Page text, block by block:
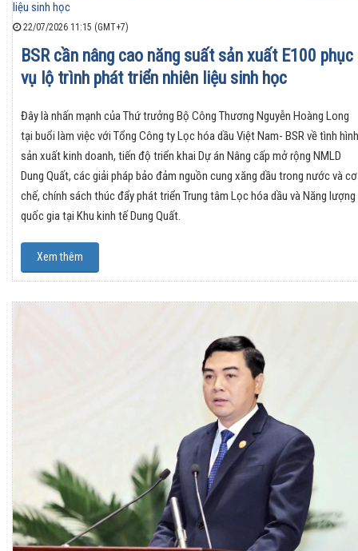
22/07/2026 11:15 (GMT+7)
BSR cần nâng cao năng suất sản xuất E100 phục
vụ lộ trình phát triển nhiên liệu sinh học
Đây là nhấn mạnh của Thứ trưởng Bộ Công Thương Nguyễn Hoàng Long
tại buổi làm việc với Tổng Công ty Lọc hóa dầu Việt Nam- BSR về tình hình
sản xuất kinh doanh, tiến độ triển khai Dự án Nâng cấp mở rộng NMLD
Dung Quất, các giải pháp bảo đảm nguồn cung xăng dầu trong nước và cơ
chế, chính sách thúc đẩy phát triển Trung tâm Lọc hóa dầu và Năng lượng
quốc gia tại Khu kinh tế Dung Quất.
Xem thêm